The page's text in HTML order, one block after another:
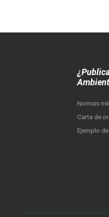
Normas
Carta de
Ejemplo